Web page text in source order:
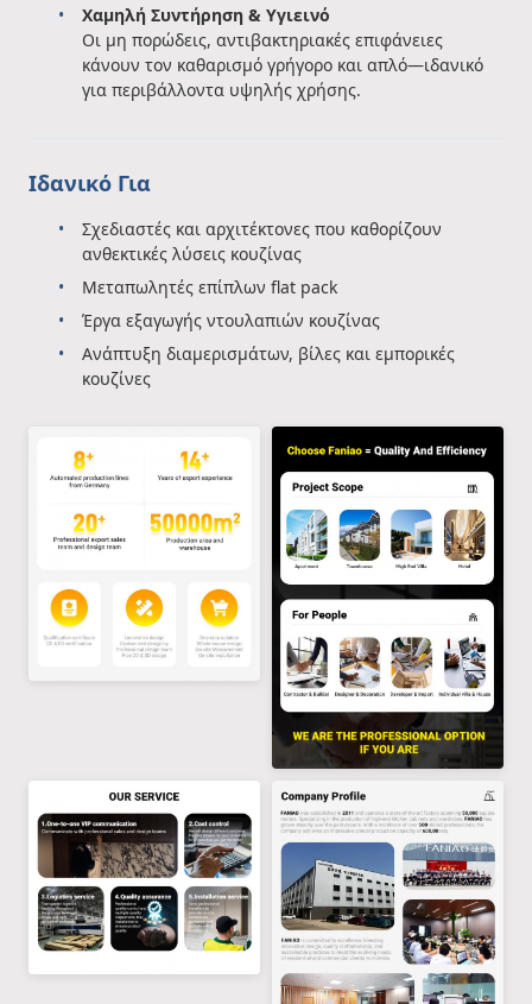
Χαμηλή Συντήρηση & Υγιεινό
Οι μη πορώδεις, αντιβακτηριακές επιφάνειες
κάνουν τον καθαρισμό γρήγορο και απλό—ιδανικό
για περιβάλλοντα υψηλής χρήσης.
Ιδανικό Για
Σχεδιαστές και αρχιτέκτονες που καθορίζουν
ανθεκτικές λύσεις κουζίνας
Μεταπωλητές επίπλων flat pack
Έργα εξαγωγής ντουλαπιών κουζίνας
Ανάπτυξη διαμερισμάτων, βίλες και εμπορικές
κουζίνες